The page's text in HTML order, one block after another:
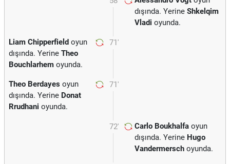
dışında. Yerine Shkelqim
Vladi oyunda.
71'
Liam Chipperfield oyun
dışında. Yerine Theo
Bouchlarhem oyunda.
71'
Theo Berdayes oyun
dışında. Yerine Donat
Rrudhani oyunda.
72' Carlo Boukhalfa oyun
dışında. Yerine Hugo
Vandermersch oyunda.